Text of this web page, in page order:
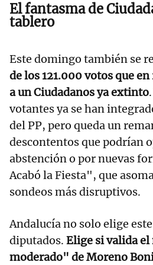
El fantasma de
tablero
Este domingo también se
de los 121.000 votos que
a un Ciudadanos ya extinto
votantes ya se han
del PP, pero queda un
descontentos que podrían
abstención o por nuevas
Acabó la Fiesta", que
sondeos más disruptivos.
Andalucía no solo elige
diputados. Elige si valida
moderado" de Moreno